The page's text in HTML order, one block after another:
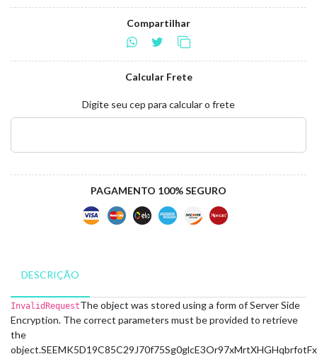
Compartilhar
Calcular Frete
Digite seu cep para calcular o frete
PAGAMENTO 100% SEGURO
DESCRIÇÃO
InvalidRequestThe object was stored using a form of Server Side
Encryption. The correct parameters must be provided to retrieve
the
object.SEEMK5D19C85C29J